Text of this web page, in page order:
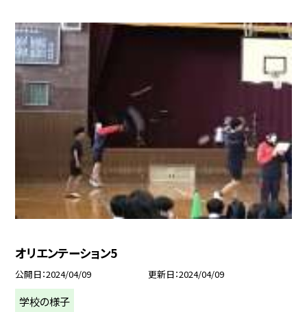
オリエンテーション5
公開日 2024/04/09 更新日 2024/04/09
学校の様子